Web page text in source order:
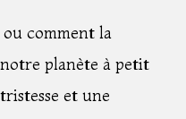
comment la
planète à petit
et une